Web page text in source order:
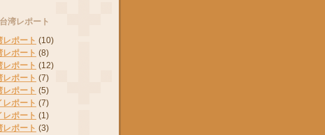
湾レポート
レポート (10)
レポート (8)
レポート (12)
レポート (7)
レポート (5)
レポート (7)
レポート (1)
レポート (3)